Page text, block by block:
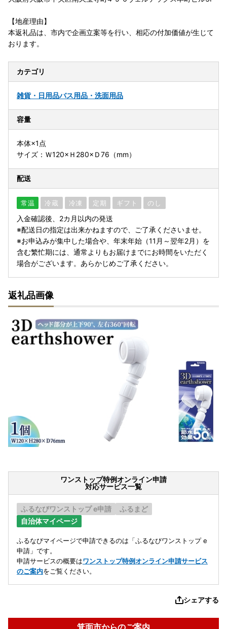
【地産理由】
本返礼品は、市内で企画立案等を行い、相応の付加価値が生じて
おります。
カテゴリ
雑貨・日用品バス用品・洗面用品
容量
本体×1点
サイズ：Ｗ120×Ｈ280×Ｄ76（mm）
配送
常温 冷蔵 冷凍 定期 ギフト のし
入金確認後、2カ月以内の発送
※配送日の指定は出来かねますので、ご了承くださいませ。
※お申込みが集中した場合や、年末年始（11月～翌年2月）を
含む繁忙期には、通常よりもお届けまでにお時間をいただく
場合がございます。あらかじめご了承ください。
返礼品画像
ワンストップ特例オンライン申請
対応サービス一覧
ふるなびワンストップ e申請
ふるまど
自治体マイページ
ふるなびマイページで申請できるのは「ふるなびワンストップ e
申請」です。
申請サービスの概要はワンストップ特例オンライン申請サービス
のご案内をご覧ください。
シェアする